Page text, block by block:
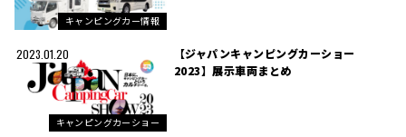
キャンピングカー情報
2023.01.20
キャンピングカーショー
【ジャパンキャンピングカーショー
2023】展示車両まとめ